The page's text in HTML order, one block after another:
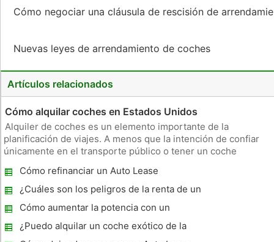
Cómo negociar una cláusula de rescisión de
Nuevas leyes de arrendamiento de coches
Artículos relacionados
Cómo alquilar coches en Estados Unidos
Alquiler de coches es un elemento importante de la
planificación de viajes. A menos que la intención de confiar
únicamente en el transporte público o tener un coche
para desplazarse. Alquiler de coches también son útiles si su
coche está s
Cómo refinanciar un Auto Lease
¿Cuáles son los peligros de la renta de un
coche?
Cómo aumentar la potencia con un
turbocompresor
¿Puedo alquilar un coche exótico de la